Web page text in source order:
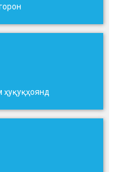
ҳуқуқҳоянд